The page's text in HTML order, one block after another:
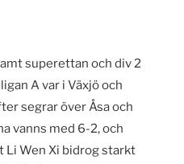
superettan och div 2
A var i Växjö och
segrar över Åsa och
vanns med 6-2, och
Wen Xi bidrog starkt